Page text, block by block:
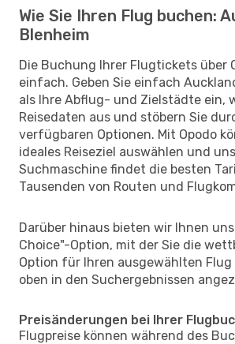
Wie Sie Ihren Flug buchen:
Blenheim
Die Buchung Ihrer Flugtickets über
einfach. Geben Sie einfach
als Ihre Abflug- und Zielstädte ein,
Reisedaten aus und stöbern Sie
verfügbaren Optionen. Mit Opodo
ideales Reiseziel auswählen und
Suchmaschine findet die besten
Tausenden von Routen und
Darüber hinaus bieten wir Ihnen
Choice"-Option, mit der Sie die
Option für Ihren ausgewählten Flug
oben in den Suchergebnissen
Preisänderungen bei Ihrer
Flugpreise können während des